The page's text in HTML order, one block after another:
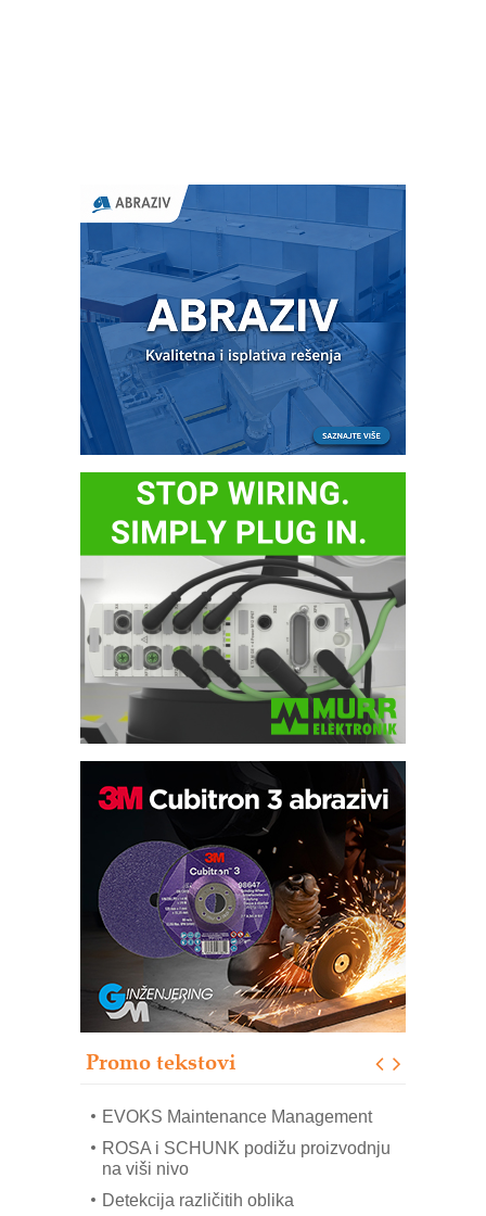
Promo tekstovi
Trajna oznaka kao dugoročna korist
Bezbednost na prvom mestu!
IB BLUMENAUER - više od 40 godina
poverenja u industriji
RMQ-TITAN ADVANCED INDICATOR
– Pametna signalizacija za efikasnije
upravljanje mašinama
Sigurnije ispitivanje transformatora u
solarnim elektranama i vetroparkovima
EVOKS Maintenance Management
ROSA i SCHUNK podižu proizvodnju
na viši nivo
Detekcija različitih oblika